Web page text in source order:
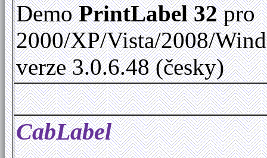
DemoPrintLabel 32pro
2000/XP/Vista/2008/
verze 3.0.6.48 (česky)
CabLabel